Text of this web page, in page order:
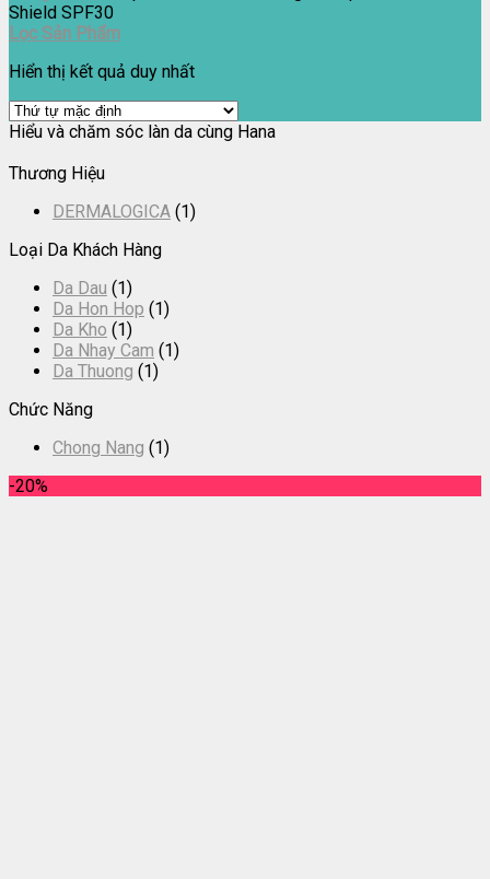
Shield SPF30
Lọc Sản Phẩm
Hiển thị kết quả duy nhất
Hiểu và chăm sóc làn da cùng Hana
Thương Hiệu
DERMALOGICA (1)
Loại Da Khách Hàng
Da Dau (1)
Da Hon Hop (1)
Da Kho (1)
Da Nhay Cam (1)
Da Thuong (1)
Chức Năng
Chong Nang (1)
-20%